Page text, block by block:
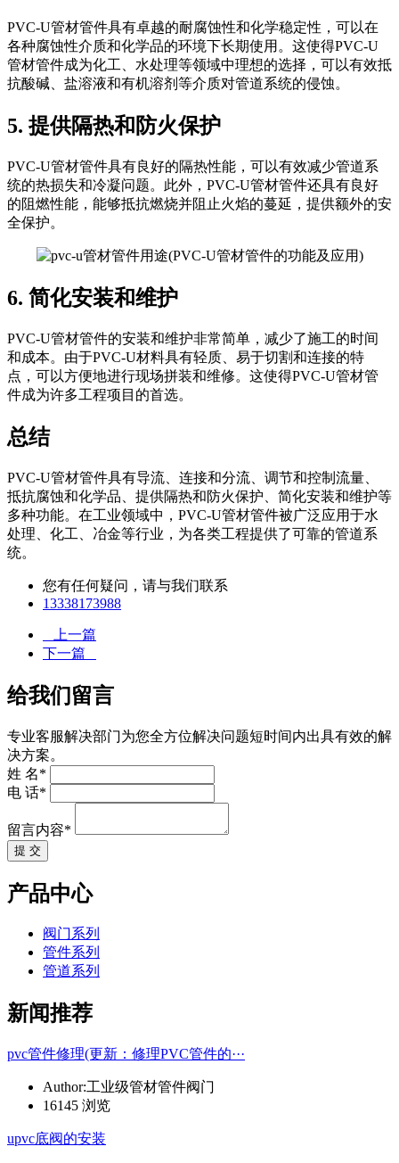
PVC-U管材管件具有卓越的耐腐蚀性和化学稳定性，可以在
各种腐蚀性介质和化学品的环境下长期使用。这使得PVC-U
管材管件成为化工、水处理等领域中理想的选择，可以有效抵
抗酸碱、盐溶液和有机溶剂等介质对管道系统的侵蚀。
5. 提供隔热和防火保护
PVC-U管材管件具有良好的隔热性能，可以有效减少管道系
统的热损失和冷凝问题。此外，PVC-U管材管件还具有良好
的阻燃性能，能够抵抗燃烧并阻止火焰的蔓延，提供额外的安
全保护。
6. 简化安装和维护
PVC-U管材管件的安装和维护非常简单，减少了施工的时间
和成本。由于PVC-U材料具有轻质、易于切割和连接的特
点，可以方便地进行现场拼装和维修。这使得PVC-U管材管
件成为许多工程项目的首选。
总结
PVC-U管材管件具有导流、连接和分流、调节和控制流量、
抵抗腐蚀和化学品、提供隔热和防火保护、简化安装和维护等
多种功能。在工业领域中，PVC-U管材管件被广泛应用于水
处理、化工、冶金等行业，为各类工程提供了可靠的管道系
统。
您有任何疑问，请与我们联系
13338173988
上一篇
下一篇
给我们留言
专业客服解决部门为您全方位解决问题短时间内出具有效的解
决方案。
姓 名*
电 话*
留言内容*
提 交
产品中心
阀门系列
管件系列
管道系列
新闻推荐
pvc管件修理(更新：修理PVC管件的···
Author:工业级管材管件阀门
16145 浏览
upvc底阀的安装